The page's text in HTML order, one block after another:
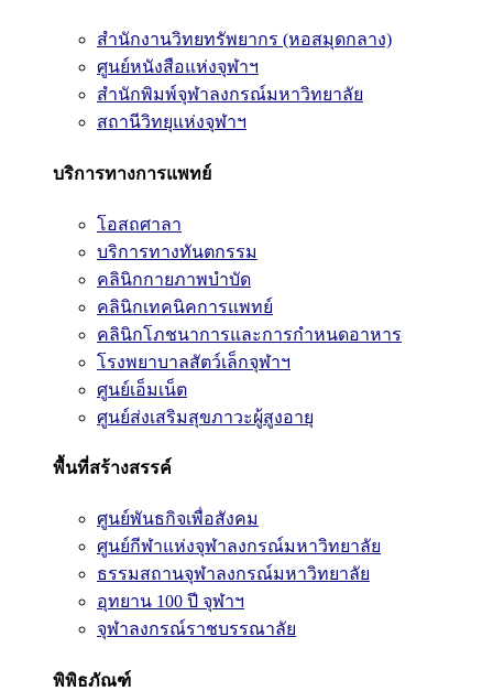
สำนักงานวิทยทรัพยากร (หอสมุดกลาง)
ศูนย์หนังสือแห่งจุฬาฯ
สำนักพิมพ์จุฬาลงกรณ์มหาวิทยาลัย
สถานีวิทยุแห่งจุฬาฯ
บริการทางการแพทย์
โอสถศาลา
บริการทางทันตกรรม
คลินิกกายภาพบำบัด
คลินิกเทคนิคการแพทย์
คลินิกโภชนาการและการกำหนดอาหาร
โรงพยาบาลสัตว์เล็กจุฬาฯ
ศูนย์เอ็มเน็ต
ศูนย์ส่งเสริมสุขภาวะผู้สูงอายุ
พื้นที่สร้างสรรค์
ศูนย์พันธกิจเพื่อสังคม
ศูนย์กีฬาแห่งจุฬาลงกรณ์มหาวิทยาลัย
ธรรมสถานจุฬาลงกรณ์มหาวิทยาลัย
อุทยาน 100 ปี จุฬาฯ
จุฬาลงกรณ์ราชบรรณาลัย
พิพิธภัณฑ์